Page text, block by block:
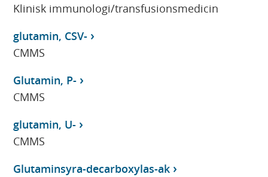
Klinisk immunologi/transfusionsmedicin
glutamin, CSV-
CMMS
Glutamin, P-
CMMS
glutamin, U-
CMMS
Glutaminsyra-decarboxylas-ak